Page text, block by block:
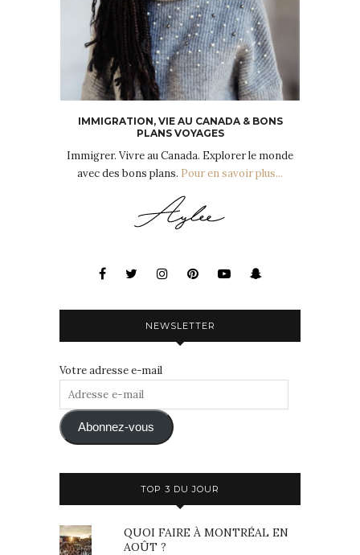
IMMIGRATION, VIE AU CANADA & BONS
PLANS VOYAGES
Immigrer. Vivre au Canada. Explorer le monde
avec des bons plans. Pour en savoir plus...
NEWSLETTER
Votre adresse e-mail
Adresse
mail Abonnez-vous
TOP 3 DU JOUR
QUOI FAIRE À MONTRÉAL EN
AOÛT ?